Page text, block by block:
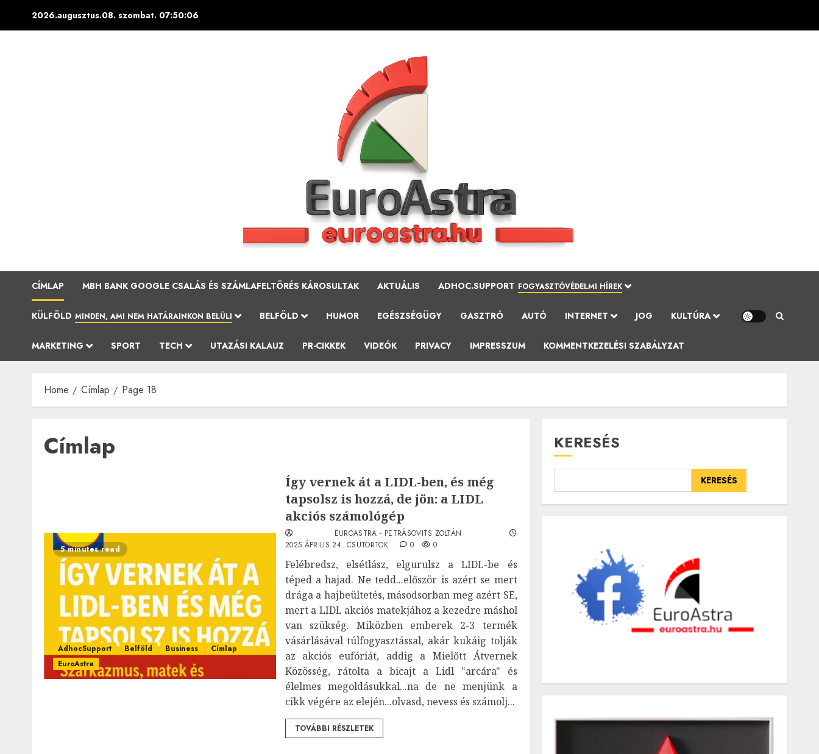
2026.augusztus.08. szombat. 07:50:08
CÍMLAP MBH BANK GOOGLE CSALÁS ÉS SZÁMLAFELTÖRÉS KÁROSULTAK AKTUÁLIS ADHOC.SUPPORT FOGYASZTÓVÉDELMI HÍREK
KÜLFÖLD MINDEN, AMI NEM HATÁRAINKON BELÜLI BELFÖLD HUMOR EGÉSZSÉGÜGY GASZTRÓ AUTÓ INTERNET JOG KULTÚRA
MARKETING SPORT TECH UTAZÁSI KALAUZ PR-CIKKEK VIDEÓK PRIVACY IMPRESSZUM KOMMENTKEZELÉSI SZABÁLYZAT
Home Címlap Page 18
Címlap
5 minutes read
AdhocSupport Belföld Business
Címlap
EuroAstra
Így vernek át a LIDL-ben, és még
tapsolsz is hozzá, de jön: a LIDL
akciós számológép
EUROASTRA - PETRÁSOVITS ZOLTÁN
2025.ÁPRILIS.24. CSÜTÖRTÖK.
0 0
Felébredsz, elsétlász, elgurulsz a LIDL-be és
téped a hajad. Ne tedd...először is azért se mert
drága a hajbeültetés, másodsorban meg azért SE,
mert a LIDL akciós matekjához a kezedre máshol
van szükség. Miközben emberek 2-3 termék
vásárlásával túlfogyasztással, akár kukáig tolják
az akciós eufóriát, addig a Mielőtt Átvernek
Közösség, rátolta a bicajt a Lidl "arcára" és
élelmes megoldásukkal...na de ne menjünk a
cikk végére az elején...olvasd, nevess és számolj...
TOVÁBBI RÉSZLETEK
KERESÉS
KERESÉS